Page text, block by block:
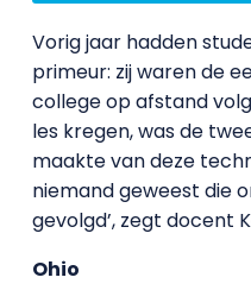
Vorig jaar hadden
primeur: zij waren de
college op afstand
les kregen, was de
maakte van deze
niemand geweest die
gevolgd’, zegt docent
Ohio